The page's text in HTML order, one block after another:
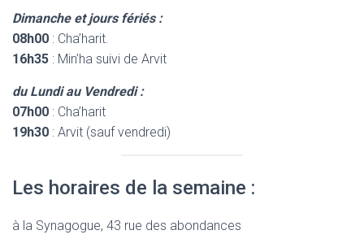
Dimanche et jours fériés :
08h00 : Cha’harit.
16h35 : Min’ha suivi de Arvit
du Lundi au Vendredi :
07h00 : Cha’harit
19h30 : Arvit (sauf vendredi)
Les horaires de la semaine :
à la Synagogue, 43 rue des abondances